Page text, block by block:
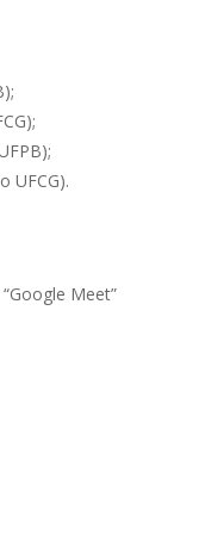
UFCG).
Meet”